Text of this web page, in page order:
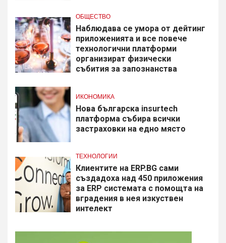
ОБЩЕСТВО
Наблюдава се умора от дейтинг
приложенията и все повече
технологични платформи
организират физически
събития за запознанства
ИКОНОМИКА
Нова българска insurtech
платформа събира всички
застраховки на едно място
ТЕХНОЛОГИИ
Клиентите на ERP.BG сами
създадоха над 450 приложения
за ERP системата с помощта на
вградения в нея изкуствен
интелект